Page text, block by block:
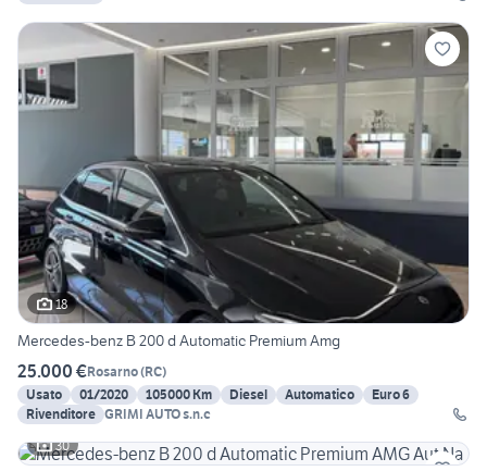
18
Mercedes-benz B 200 d Automatic Premium Amg
25.000 €Rosarno(RC)
Usato
01/2020 105000 Km Diesel Automatico
Euro 6
Rivenditore GRIMI AUTO s.n.c
30